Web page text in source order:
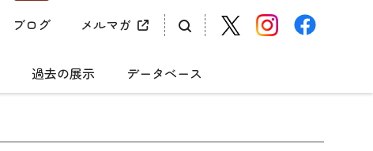
ブログ メルマガ
過去の展示 データベース